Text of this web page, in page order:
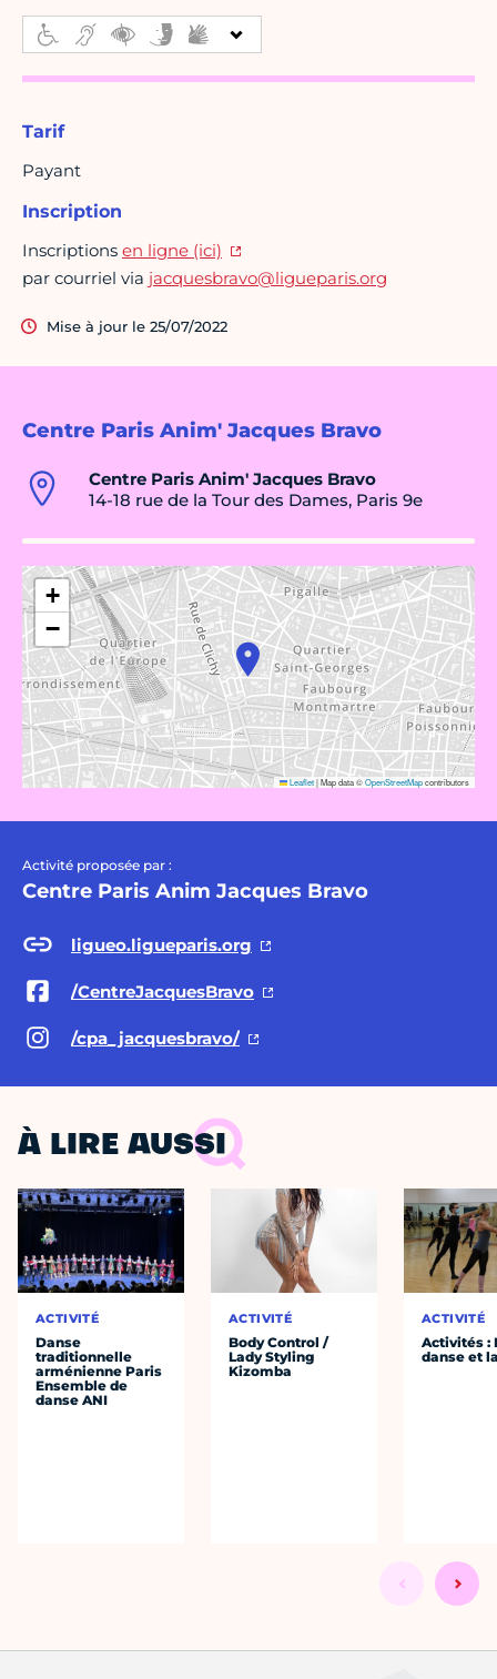
Centre Paris Anim' Jacques Bravo
Centre Paris Anim' Jacques Bravo
14-18 rue de la Tour des Dames, Paris 9e
+
−
Leaflet|Map data ©OpenStreetMapcontributors
Activité proposée par :
Centre Paris Anim Jacques Bravo
ligueo.ligueparis.org
/CentreJacquesBravo
/cpa_jacquesbravo/
Tarif
Payant
Inscription
Inscriptions en ligne (ici)
par courriel via jacquesbravo@ligueparis.org
Mise à jour le 25/07/2022
À LIRE AUSSI
ACTIVITÉ
Danse
traditionnelle
arménienne Paris
Ensemble de
danse ANI
ACTIVITÉ
Body Control /
Lady Styling
Kizomba
ACTIVITÉ
Activités :
danse et